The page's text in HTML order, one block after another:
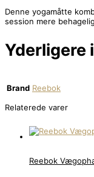
Denne yogamåtte
session mere
Yderligere
Brand Reebok
Relaterede varer
Reebok